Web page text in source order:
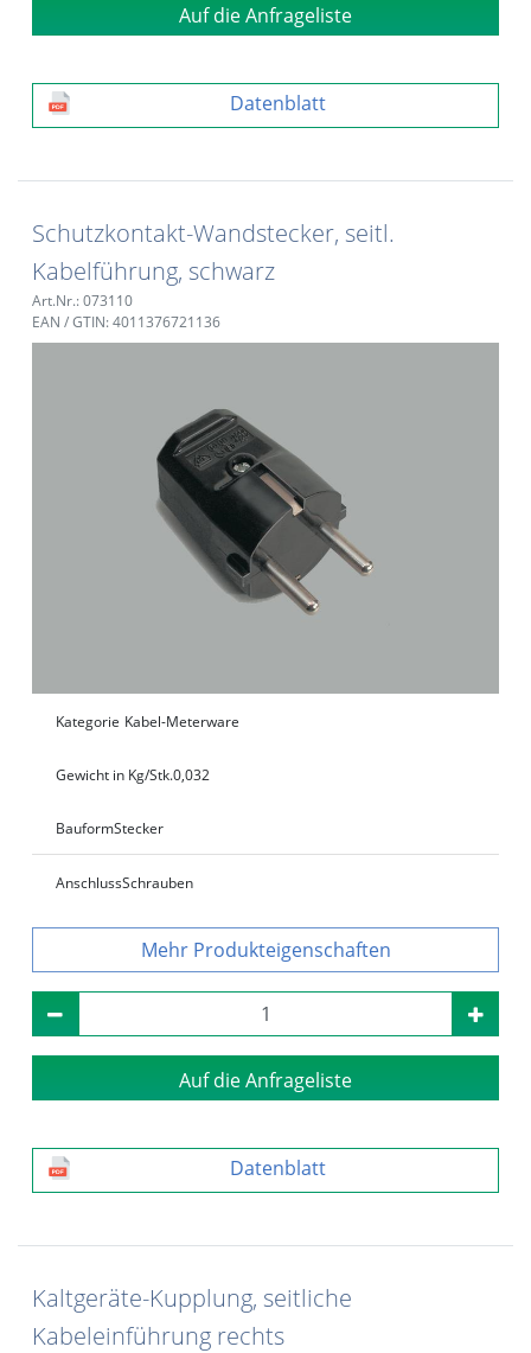
Auf die Anfrageliste
Datenblatt
Schutzkontakt-Wandstecker, seitl.
Kabelführung, schwarz
Art.Nr.: 073110
EAN / GTIN: 4011376721136
Kategorie Kabel-Meterware
Gewicht in Kg/Stk.0,032
BauformStecker
AnschlussSchrauben
Produkteigenschaften
Auf die Anfrageliste
Datenblatt
Kaltgeräte-Kupplung, seitliche
Kabeleinführung rechts